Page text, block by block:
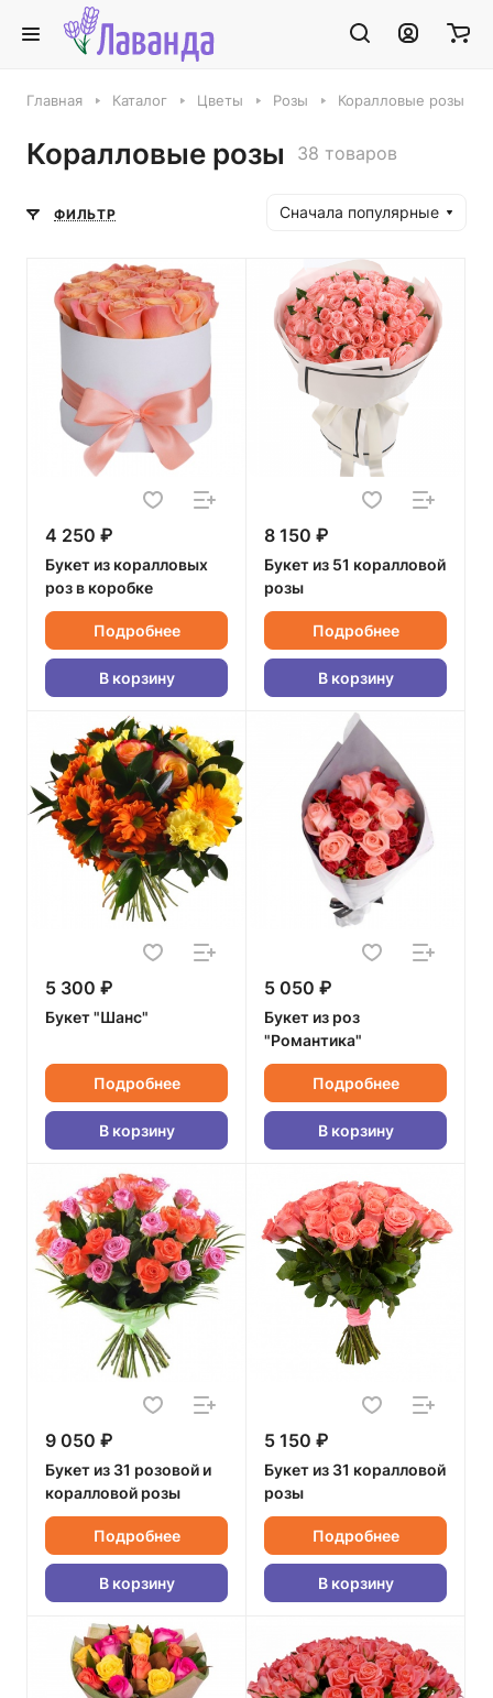
Главная Каталог Цветы Розы Коралловые розы
Коралловые розы 38 товаров
ФИЛЬТР Сначала популярные
4 250 ₽
Букет из коралловых
роз в коробке
Подробнее
В корзину
8 150 ₽
Букет из 51 коралловой
розы
Подробнее
В корзину
5 300 ₽
Букет "Шанс"
Подробнее
В корзину
5 050 ₽
Букет из роз
"Романтика"
Подробнее
В корзину
9 050 ₽
Букет из 31 розовой и
коралловой розы
Подробнее
В корзину
5 150 ₽
Букет из 31 коралловой
розы
Подробнее
В корзину